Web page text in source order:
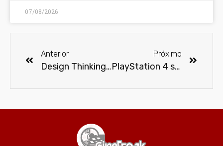
07/08/2026
Anterior
Design Thinking e sua influência
Próximo
PlayStation 4 será lançado em novembro de 2013 no Brasil